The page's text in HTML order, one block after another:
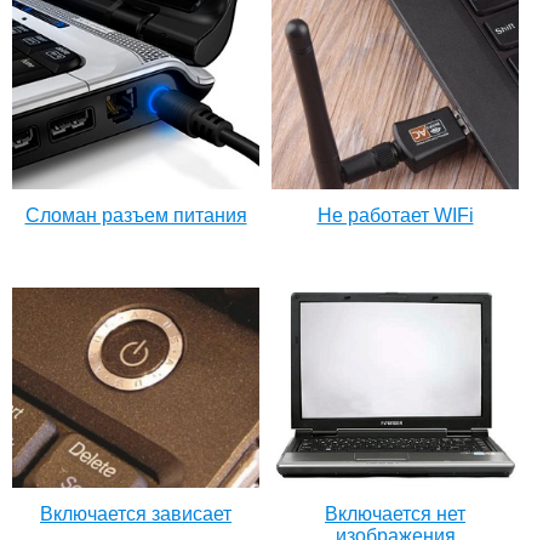
Сломан разъем питания Не работает WIFi
Включается зависает
Включается нет